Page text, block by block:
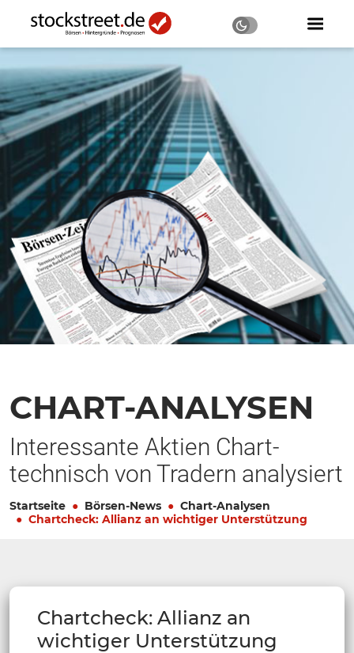
CHART-ANALYSEN
Interessante Aktien Chart-
technisch von Tradern analysiert
Startseite Börsen-News
Chart-Analysen
Chartcheck: Allianz an wichtiger Unterstützung
Chartcheck: Allianz an
wichtiger Unterstützung